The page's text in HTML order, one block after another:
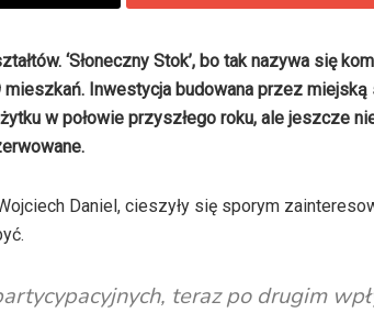
‘Słoneczny Stok’, bo tak nazywa się
Inwestycja budowana przez miejską
w połowie przyszłego roku, ale jeszcze
Daniel, cieszyły się sporym
teraz po drugim